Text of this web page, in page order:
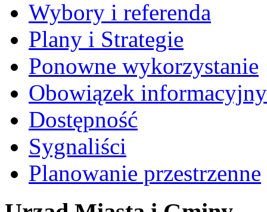
Wybory i referenda
Plany i Strategie
Ponowne wykorzystanie
Obowiązek informacyjny
Dostępność
Sygnaliści
Planowanie przestrzenne